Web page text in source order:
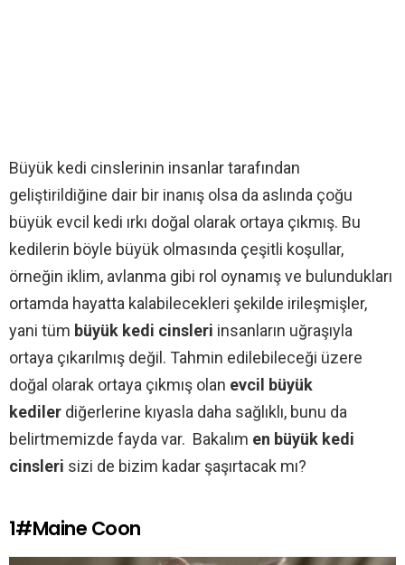
Büyük kedi cinslerinin insanlar tarafından
geliştirildiğine dair bir inanış olsa da aslında çoğu
büyük evcil kedi ırkı doğal olarak ortaya çıkmış. Bu
kedilerin böyle büyük olmasında çeşitli koşullar,
örneğin iklim, avlanma gibi rol oynamış ve bulundukları
ortamda hayatta kalabilecekleri şekilde irileşmişler,
yani tüm büyük kedi cinsleri insanların uğraşıyla
ortaya çıkarılmış değil. Tahmin edilebileceği üzere
doğal olarak ortaya çıkmış olan evcil büyük
kediler diğerlerine kıyasla daha sağlıklı, bunu da
belirtmemizde fayda var. Bakalım en büyük kedi
cinsleri sizi de bizim kadar şaşırtacak mı?
1#Maine Coon